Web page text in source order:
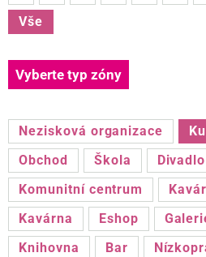
Vše
Vyberte typ zóny
Nezisková organizace
Obchod
Škola
Divadlo
Komunitní centrum
Kavárna
Eshop
Knihovna
Bar